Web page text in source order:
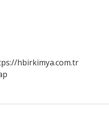
hbirkimya.com.tr